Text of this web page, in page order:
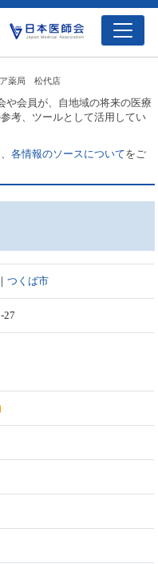
薬局 松代店
や会員が、自地域の将来の医療
考、ツールとして活用してい
各情報のソースについてをご
｜つくば市
27